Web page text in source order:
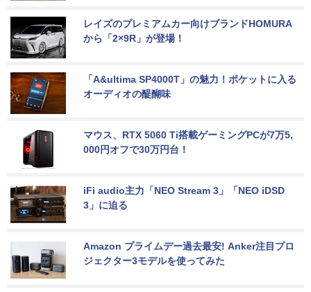
レイズのプレミアムカー向けブランドHOMURA
から「2×9R」が登場！
「A&ultima SP4000T」の魅力！ポケットに入る
オーディオの醍醐味
マウス、RTX 5060 Ti搭載ゲーミングPCが7万5,
000円オフで30万円台！
iFi audio主力「NEO Stream 3」「NEO iDSD
3」に迫る
Amazon プライムデー過去最安! Anker注目プロ
ジェクター3モデルを使ってみた